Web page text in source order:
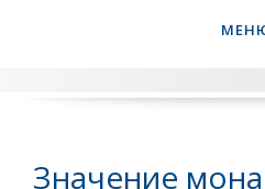
Значение